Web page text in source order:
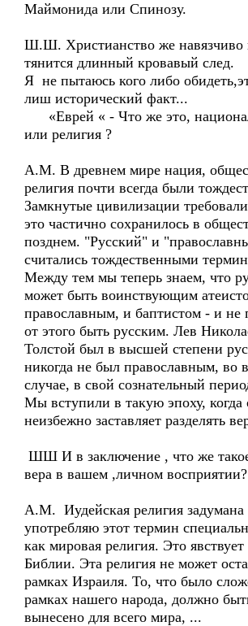
Маймонида или Спинозу.
Ш.Ш. Христианство же навязчиво
тянится длинный кровавый след.
Я не пытаюсь кого либо
лиш исторический факт...
«Еврей « - Что же это,
или религия ?
А.М. В древнем мире нация,
религия почти всегда были
Замкнутые цивилизации
это частично сохранилось в
позднем. "Русский" и
считались тождественными
Между тем мы теперь знаем, что
может быть воинствующим
православным, и баптистом - и не
от этого быть русским. Лев
Толстой был в высшей степени
никогда не был православным, во
случае, в свой сознательный
Мы вступили в такую эпоху, когда
неизбежно заставляет разделять
ШШ И в заключение , что же
вера в вашем ,личном восприятии?
А.М. Иудейская религия задумана
употребляю этот термин
как мировая религия. Это явствует
Библии. Эта религия не может
рамках Израиля. То, что было
рамках нашего народа, должно
вынесено для всего мира, ...